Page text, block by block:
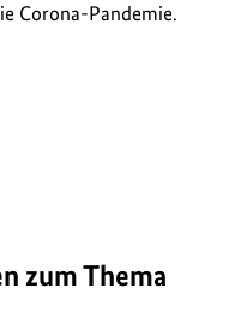
Corona-Pandemie.
zum Thema